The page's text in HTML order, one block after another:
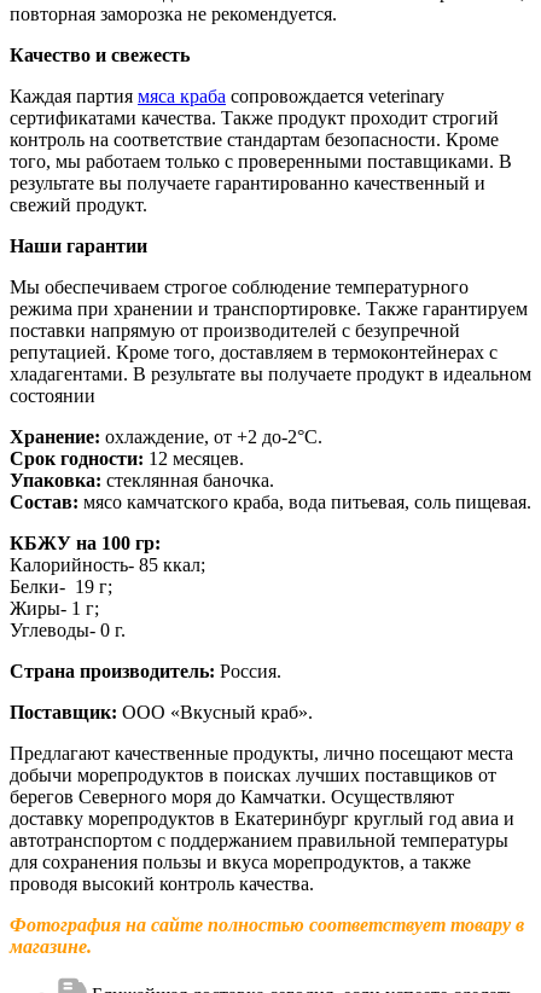
повторная заморозка не рекомендуется.
Качество и свежесть
Каждая партия мяса краба сопровождается veterinary
сертификатами качества. Также продукт проходит строгий
контроль на соответствие стандартам безопасности. Кроме
того, мы работаем только с проверенными поставщиками. В
результате вы получаете гарантированно качественный и
свежий продукт.
Наши гарантии
Мы обеспечиваем строгое соблюдение температурного
режима при хранении и транспортировке. Также гарантируем
поставки напрямую от производителей с безупречной
репутацией. Кроме того, доставляем в термоконтейнерах с
хладагентами. В результате вы получаете продукт в идеальном
состоянии
Хранение: охлаждение, от +2 до-2°C.
Срок годности: 12 месяцев.
Упаковка: стеклянная баночка.
Состав: мясо камчатского краба, вода питьевая, соль пищевая.
КБЖУ на 100 гр:
Калорийность- 85 ккал;
Белки- 19 г;
Жиры- 1 г;
Углеводы- 0 г.
Страна производитель: Россия.
Поставщик: ООО «Вкусный краб».
Предлагают качественные продукты, лично посещают места
добычи морепродуктов в поисках лучших поставщиков от
берегов Северного моря до Камчатки. Осуществляют
доставку морепродуктов в Екатеринбург круглый год авиа и
автотранспортом с поддержанием правильной температуры
для сохранения пользы и вкуса морепродуктов, а также
проводя высокий контроль качества.
Фотография на сайте полностью соответствует товару в
магазине.